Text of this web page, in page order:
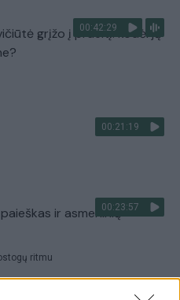
00:42:29
grįžo į praeitį: kodėl jų
00:21:19
00:23:57
ir asmeninių
ritmu